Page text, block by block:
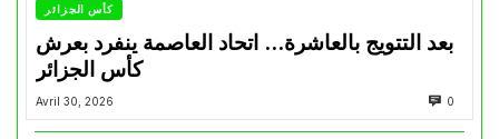
كأس الجزائر
بعد التتويج بالعاشرة… اتحاد العاصمة ينفرد بعرش
كأس الجزائر
Avril 30, 2026 0